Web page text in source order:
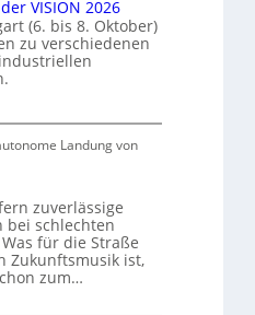
VISION 2026
(6. bis 8. Oktober)
zu verschiedenen
Landung von
zuverlässige
bei schlechten
für die Straße
Zukunftsmusik ist,
zum…